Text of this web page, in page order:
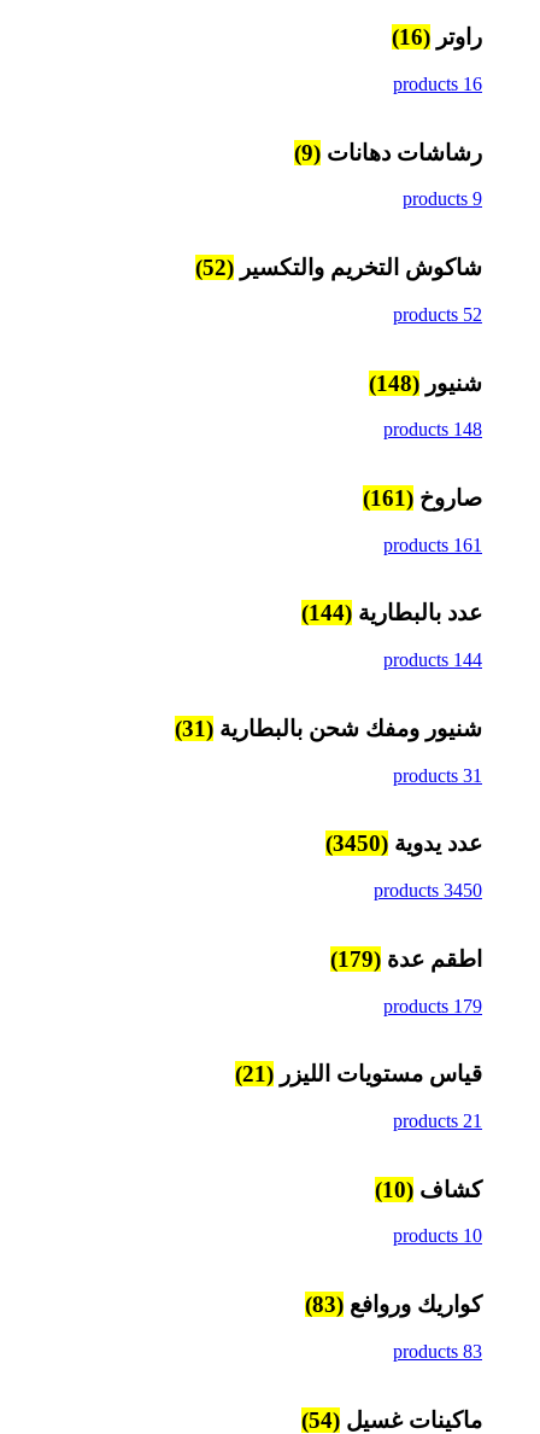
راوتر (16)
16 products
رشاشات دهانات (9)
9 products
شاكوش التخريم والتكسير (52)
52 products
شنيور (148)
148 products
صاروخ (161)
161 products
عدد بالبطارية (144)
144 products
شنيور ومفك شحن بالبطارية (31)
31 products
عدد يدوية (3450)
3450 products
اطقم عدة (179)
179 products
قياس مستويات الليزر (21)
21 products
كشاف (10)
10 products
كواريك وروافع (83)
83 products
ماكينات غسيل (54)